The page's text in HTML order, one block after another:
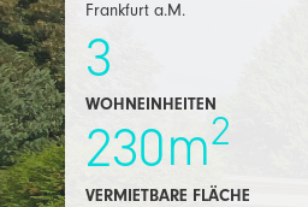
Frankfurt a.M.
3
WOHNEINHEITEN
230m2
VERMIETBARE FLÄCHE